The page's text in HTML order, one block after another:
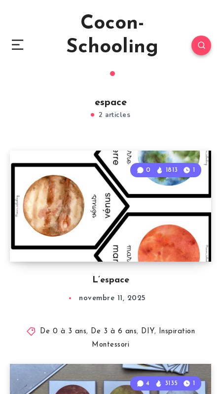
Cocon-
Schooling
espace
2 articles
L’espace
0 1813 1
novembre 11, 2025
De 0 à 3 ans, De 3 à 6 ans, DIY, Inspiration
Montessori
4 3135 1